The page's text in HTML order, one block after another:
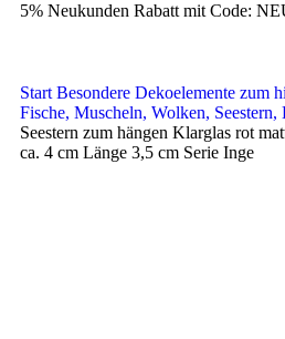
5% Neukunden Rabatt mit Code:
Start Besondere Dekoelemente zum
Fische, Muscheln, Wolken, Seestern,
Seestern zum hängen Klarglas rot
ca. 4 cm Länge 3,5 cm Serie Inge